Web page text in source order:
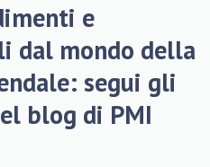
e
dal mondo della
segui gli
blog di PMI